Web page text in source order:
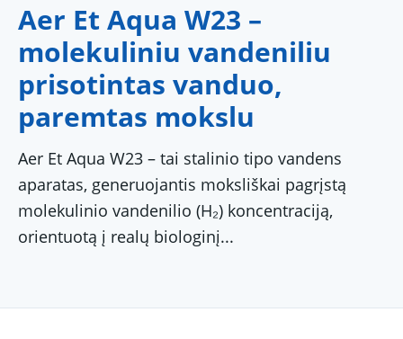
Aer Et Aqua W23 –
molekuliniu vandeniliu
prisotintas vanduo,
paremtas mokslu
Aer Et Aqua W23 – tai stalinio tipo vandens
aparatas, generuojantis moksliškai pagrįstą
molekulinio vandenilio (H₂) koncentraciją,
orientuotą į realų biologinį...